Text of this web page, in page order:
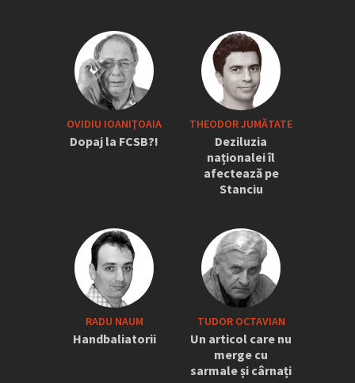
OVIDIU IOANIŢOAIA
Dopaj la FCSB?!
THEODOR JUMĂTATE
Deziluzia
naționalei îl
afectează pe
Stanciu
RADU NAUM
Handbaliatorii
TUDOR OCTAVIAN
Un articol care nu
merge cu
sarmale și cârnați